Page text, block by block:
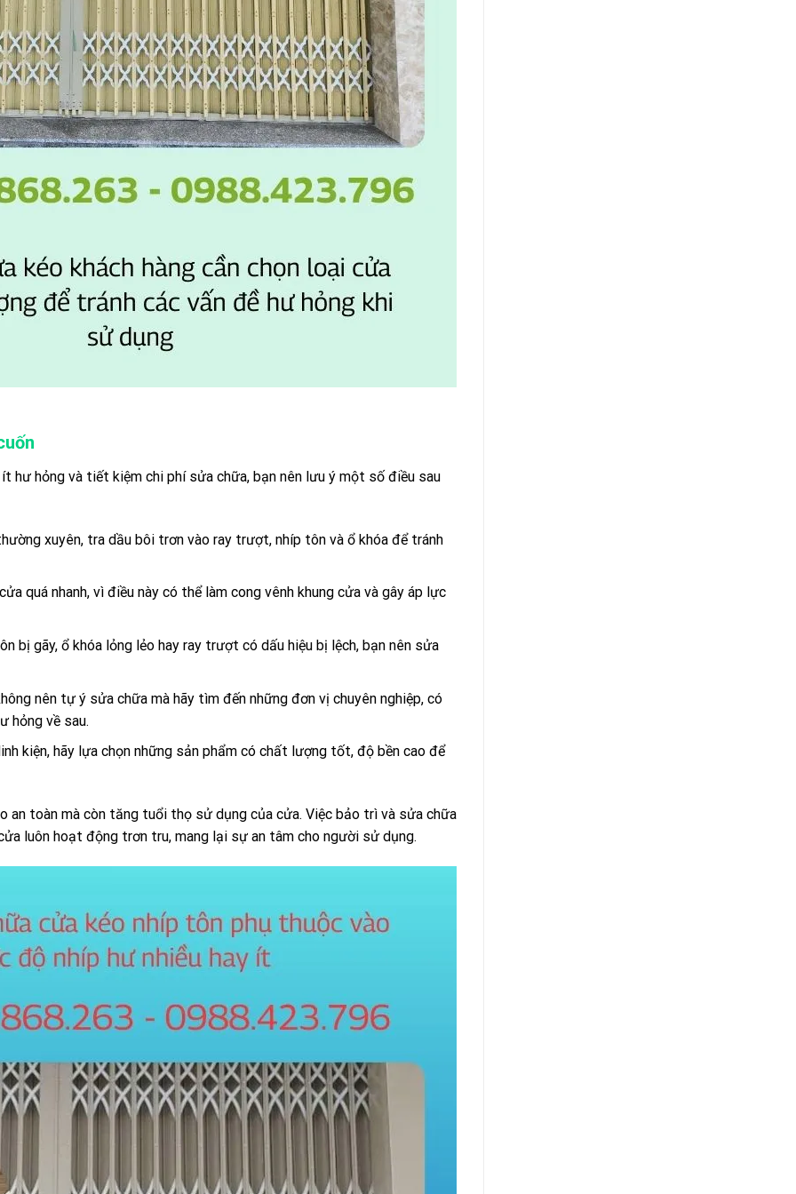
hỏng và tiết kiệm chi phí sửa chữa, bạn nên lưu ý một số điều sau
xuyên, tra dầu bôi trơn vào ray trượt, nhíp tôn và ổ khóa để tránh
quá nhanh, vì điều này có thể làm cong vênh khung cửa và gây áp lực
bị gãy, ổ khóa lỏng lẻo hay ray trượt có dấu hiệu bị lệch, bạn nên sửa
nên tự ý sửa chữa mà hãy tìm đến những đơn vị chuyên nghiệp, có
hỏng về sau.
kiện, hãy lựa chọn những sản phẩm có chất lượng tốt, độ bền cao để
an toàn mà còn tăng tuổi thọ sử dụng của cửa. Việc bảo trì và sửa chữa
luôn hoạt động trơn tru, mang lại sự an tâm cho người sử dụng.